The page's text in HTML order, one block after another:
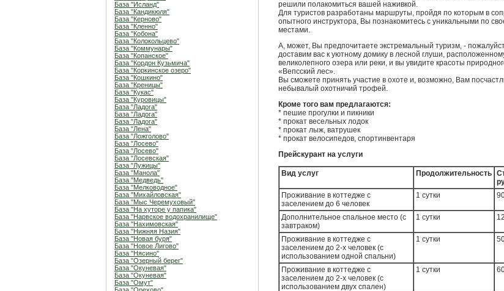
База "Исланд"
База "Кандикюля"
База "Керново"
База "Кленно"
База "Кобона"
База "Колокольцево"
База "Коммунары"
База "Копанское"
База "Кордон Кузьмича"
База "Коркинское озеро"
База "Кошкино"
База "Креницы"
База "Кукас"
База "Куровицы"
База "Ладога"
База "Ладога"
База "Ладога"
База "Лена"
База "Ложголово"
База "Лосево"
База "Лосево"
База "Лосевская"
База "Лужицы"
База "Манола"
База "Медведь"
База "Мелководное"
База "Михайловская"
База "Мыс Черемуховый"
База "На хуторе у папика"
База "Нарвское водохранилище"
База "Нахимовская"
База "Нижняя Назия"
База "Новая буря"
База "Новое Лигово"
База "Нясино"
База "Озерный берег"
База "Окуневая"
База "Окуневая"
База "Омут"
решили полакомиться вашей наживкой.
Для туристов разработаны маршруты, пройдя по которым в
опытного инструктора, Вы познакомитесь с уникальными по
местами.
А, может, Вы предпочитаете экстремальный туризм, -
доставим вас к уютному домику в лесной глуши,
великолепного озера или реки, и вы увидите красоты
«Вепсский лес».
Вы сможете принять участие в охоте и, возможно, Вам
небывалый охотничий трофей.
Кроме того вам предлагаются:
* пешие прогулки и пикники
* прокат весельных лодок
* прокат лыж, ватрушек
* прокат велосипедов, спортинвентаря
Прейскурант на услуги
Вид услуг Продолжительность
Проживание в коттедже с
заселением до 6 человек
1 сутки
Дополнительное спальное место (с
завтраком)
1 сутки
Проживание в коттедже с
заселением до 2-х человек (с
использованием одной спальни)
1 сутки
Проживание в коттедже с
заселением до 2-х человек (с
использованием двух спален)
1 сутки